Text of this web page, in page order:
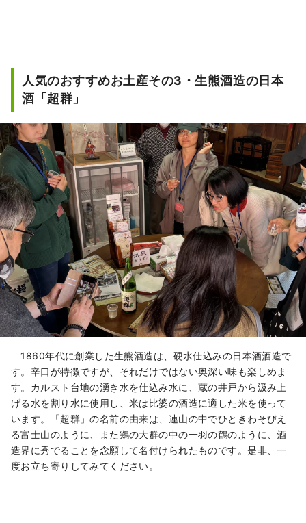
人気のおすすめお土産その3・生熊酒造の日本
酒「超群」
1860年代に創業した生熊酒造は、硬水仕込みの日本酒酒造で
す。辛口が特徴ですが、それだけではない奥深い味も楽しめま
す。カルスト台地の湧き水を仕込み水に、蔵の井戸から汲み上
げる水を割り水に使用し、米は比婆の酒造に適した米を使って
います。「超群」の名前の由来は、連山の中でひときわそびえ
る富士山のように、また鶏の大群の中の一羽の鶴のように、酒
造界に秀でることを念願して名付けられたものです。是非、一
度お立ち寄りしてみてください。